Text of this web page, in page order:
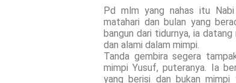
Pd mlm yang nahas itu Nabi
matahari dan bulan yang
bangun dari tidurnya, ia
dan alami dalam mimpi.
Tanda gembira segera
mimpi Yusuf, puteranya. Ia
yang berisi dan bukan mimpi